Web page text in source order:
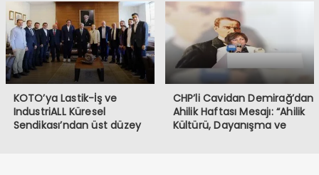
kaybetmiş bulunmaktayız.
Öncelikle hayatını
kaybeden vatandaşlarımıza
Allah’tan rahmet, ailelerine
ve sevenlerine başsağlığı
diliyorum.
KOTO’ya Lastik-İş ve
IndustriALL Küresel
Sendikası’ndan üst düzey
CHP’li Cavidan Demirağ’dan
Ahilik Haftası Mesajı: “Ahilik
Kültürü, Dayanışma ve